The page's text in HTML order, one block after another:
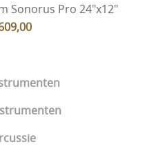
Sonorus Pro 24"x12"